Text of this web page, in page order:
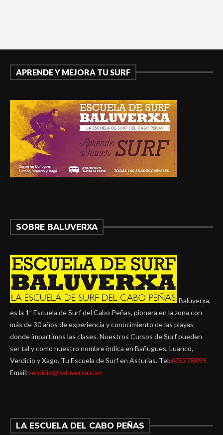
APRENDE Y MEJORA TU SURF
SOBRE BALUVERXA
Baluverxa,
es la 1ª Escuela de Surf del Cabo Peñas, pionera en la zona con
más de 30 años de experiencia y conocimiento de las playas
donde impartimos las clases. Nuestros Cursos de Surf pueden
ser tal y como nuestro nombre indica en Bañugues, Luanco,
Verdicio y Xago. Tu Escuela de Surf en Asturias. Tel:675278899
Email:verdicio@baluverxa.com
LA ESCUELA DEL CABO PEÑAS